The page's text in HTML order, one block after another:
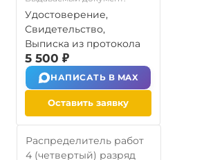
Удостоверение,
Свидетельство,
Выписка из протокола
5 500 ₽
НАПИСАТЬ В MAX
Оставить заявку
Распределитель работ
4 (четвертый) разряд